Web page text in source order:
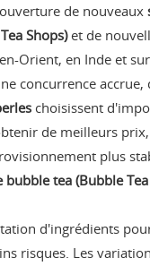
de nouveaux
Shops)et de
Orient, en Inde et
concurrence
choisissent
de meilleurs
plus
tea (Bubble
d'ingrédients
risques. Les